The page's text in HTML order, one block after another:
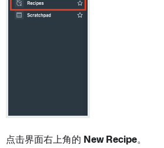
点击界面右上角的 New Recipe。